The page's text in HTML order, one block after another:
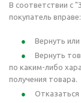
В соответствии с
покупатель вправе:
Вернуть
Вернуть
по каким-либо
получения товара.
Отказаться